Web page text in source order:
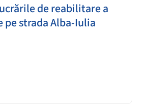
de reabilitare a
strada Alba-Iulia